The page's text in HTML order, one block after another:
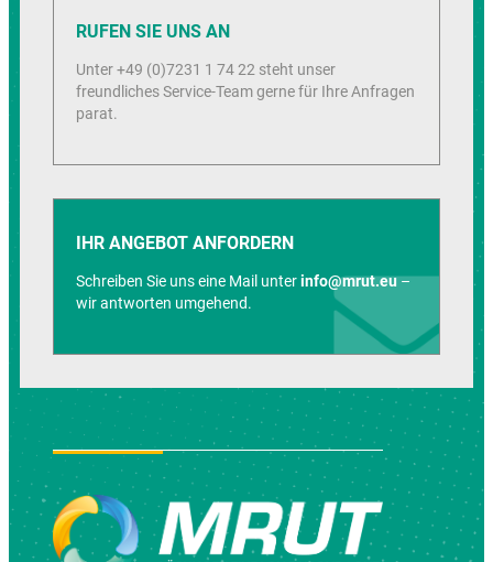
RUFEN SIE UNS AN
Unter +49 (0)7231 1 74 22 steht unser
freundliches Service-Team gerne für Ihre Anfragen
parat.
IHR ANGEBOT ANFORDERN
Schreiben Sie uns eine Mail unterinfo@mrut.eu–
wir antworten umgehend.